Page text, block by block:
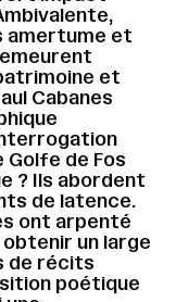
amertume et
et
Cabanes
Golfe de Fos
? Ils abordent
de latence.
ont arpenté
un large
de récits
poétique